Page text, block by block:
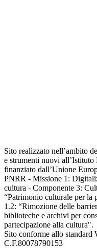
Sito realizzato nell’ambito
e strumenti nuovi
finanziato dall’Unione
PNRR - Missione 1:
cultura - Componente 3:
“Patrimonio culturale per la
1.2: “Rimozione delle
biblioteche e archivi per
partecipazione alla cultura".
Sito conforme allo
C.F.80078790153